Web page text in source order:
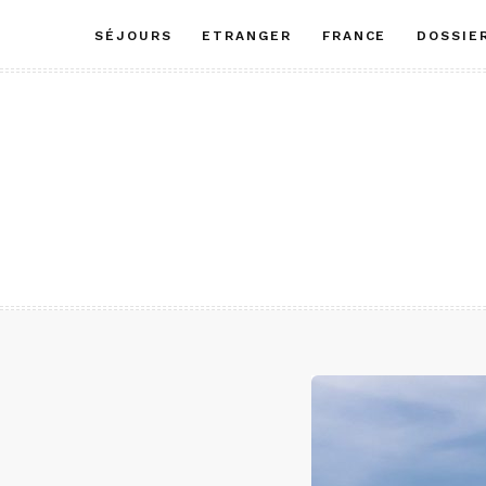
contenu
SÉJOURS ETRANGER FRANCE